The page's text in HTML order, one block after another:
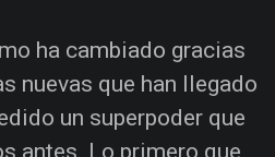
ha cambiado gracias
nuevas que han llegado
un superpoder que
antes. Lo primero que